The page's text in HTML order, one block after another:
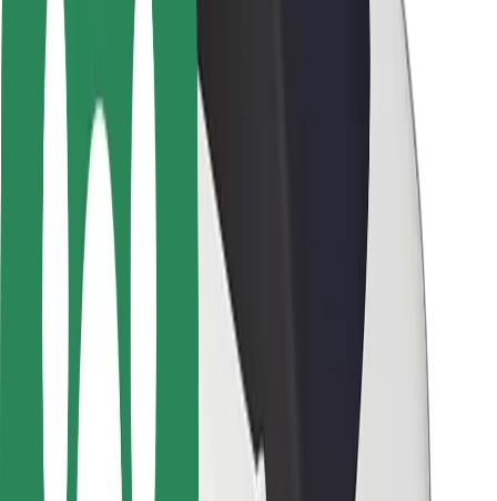
Seguridad para usuarios
Seguridad para conductores
Seguridad para patinetes
Laboratorio de seguridad
Ciudades
Dónde estamos
Soluciones para las ciudades
Aeropuertos
Estaciones de carga de Bolt
Soporte
Para usuarios
Para conductores